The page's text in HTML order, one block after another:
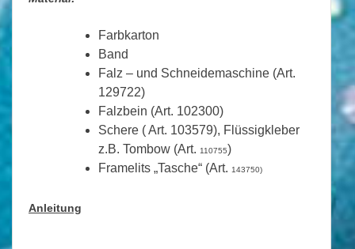
Farbkarton
Band
Falz – und Schneidemaschine (Art.
129722)
Falzbein (Art. 102300)
Schere ( Art. 103579), Flüssigkleber
z.B. Tombow (Art. 110755)
Framelits „Tasche“ (Art. 143750)
Anleitung